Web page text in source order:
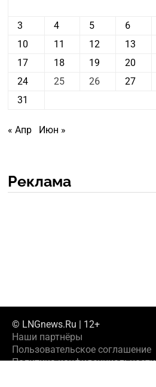
3
4 5 6
10
11 12 13
17
18 19 20
24
25 26 27
31
« Апр Июн »
Реклама
© LNGnews.Ru | 12+
Наши партнёры
Пользовательское соглашение
Политика конфиденциальности